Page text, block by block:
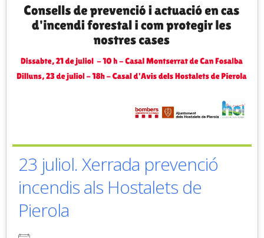
23 juliol. Xerrada prevenció
incendis als Hostalets de
Pierola